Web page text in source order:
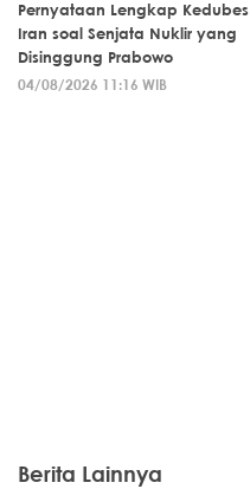
Pernyataan Lengkap Kedubes
Iran soal Senjata Nuklir yang
Disinggung Prabowo
04/08/2026 11:16 WIB
Berita Lainnya